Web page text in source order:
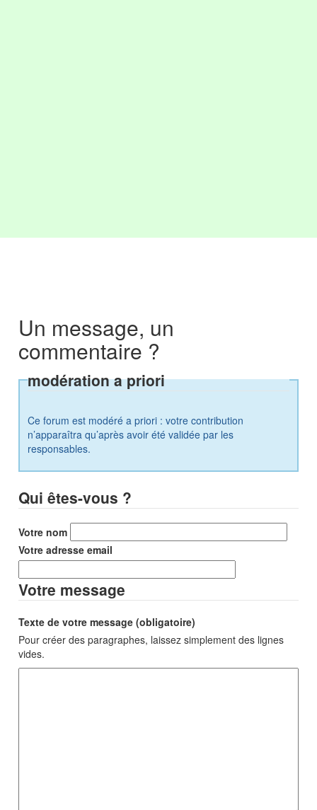
Un message, un
commentaire ?
modération a priori
Ce forum est modéré a priori : votre contribution
n’apparaîtra qu’après avoir été validée par les
responsables.
Qui êtes-vous ?
Votre nom
Votre adresse email
Votre message
Texte de votre message (obligatoire)
Pour créer des paragraphes, laissez simplement des lignes
vides.